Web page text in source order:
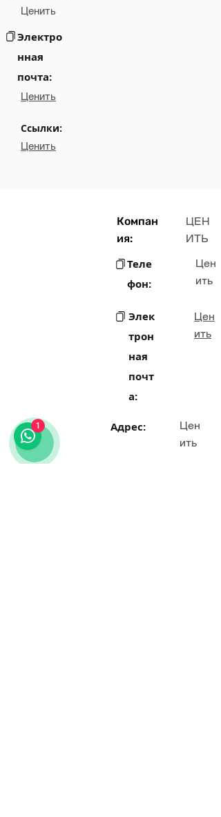
Ценить
Электро
нная
почта:
Ценить
Ссылки:
Ценить
Компан
ия:
ЦЕН
ИТЬ
Теле
фон:
Цен
ить
Элек
трон
ная
почт
а:
Цен
ить
Адрес:
Цен
ить
1